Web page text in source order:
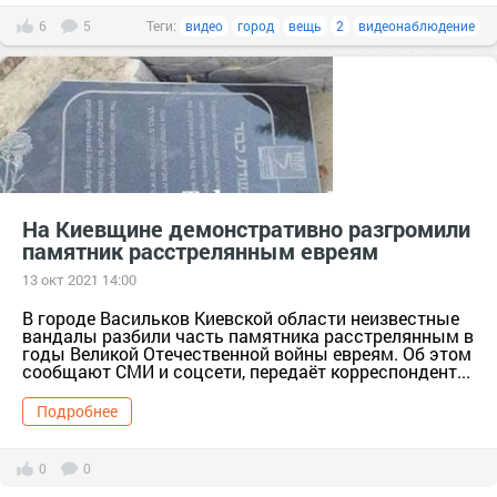
6 5 Теги: видео город вещь 2 видеонаблюдение
На Киевщине демонстративно разгромили
памятник расстрелянным евреям
13 окт 2021 14:00
В городе Васильков Киевской области неизвестные
вандалы разбили часть памятника расстрелянным в
годы Великой Отечественной войны евреям. Об этом
сообщают СМИ и соцсети, передаёт корреспондент...
Подробнее
0 0